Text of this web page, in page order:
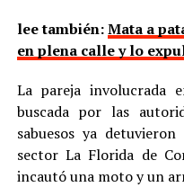
lee también:Mata a
en plena calle y lo
La pareja involucrada
buscada por las
sabuesos ya
sector La Florida de
incautó una moto y un